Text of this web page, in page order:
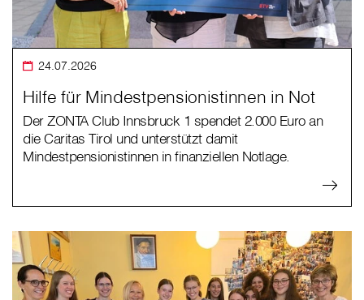
24.07.2026
Hilfe für Mindestpensionistinnen in Not
Der ZONTA Club Innsbruck 1 spendet 2.000 Euro an
die Caritas Tirol und unterstützt damit
Mindestpensionistinnen in finanziellen Notlage.